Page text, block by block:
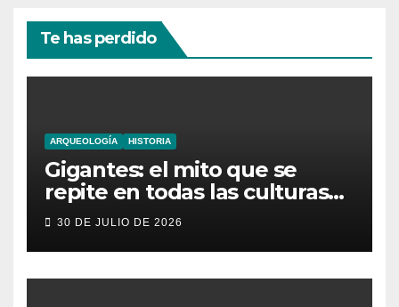
Te has perdido
ARQUEOLOGÍA HISTORIA
Gigantes: el mito que se
repite en todas las culturas
del mundo
30 DE JULIO DE 2026